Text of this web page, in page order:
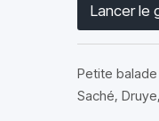
Lancer le
Petite
Saché,